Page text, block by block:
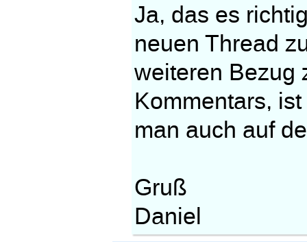
Ja, das es
neuen Thread
weiteren Bezug
Kommentars,
man auch auf
Gruß
Daniel